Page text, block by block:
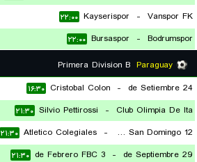
Vanspor FK
-
Kayserispor ۲۲:۰۰
Bodrumspor
-
Bursaspor ۲۲:۰۰
Paraguay
24 de Setiembre
-
Cristobal Colon ۱۶:۳۰
Club Olimpia De Ita
-
Silvio Pettirossi ۲۱:۳۰
12 de Octubre de San Domingo
-
Atletico Colegiales ۲۱:۳۰
29 de Septiembre
-
3 de Febrero FBC ۲۱:۳۰